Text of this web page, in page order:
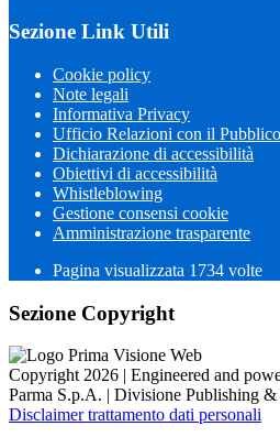
Sezione Link Utili
Cookie policy
Note legali
Informativa Privacy
Ufficio Relazioni con il Pubblico
Dichiarazione di accessibilità
Obiettivi di accessibilità
Whistleblowing
Gestione consensi cookie
Amministrazione trasparente
Pagina visualizzata 1734 volte
Sezione Copyright
Copyright 2026 | Engineered and
Parma S.p.A. | Divisione Publishing
Disclaimer trattamento dati personali